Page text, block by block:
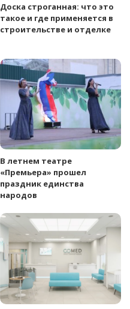
Доска строганная: что это
такое и где применяется в
строительстве и отделке
В летнем театре
«Премьера» прошел
праздник единства
народов